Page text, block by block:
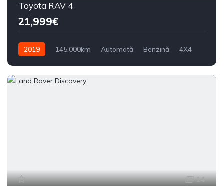
Toyota RAV 4
21,999€
2019 145,000km Automată Benzină 4X4
14